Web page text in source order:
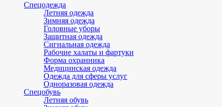
Спецодежда
Летняя одежда
Зимняя одежда
Головные уборы
Защитная одежда
Сигнальная одежда
Рабочие халаты и фартуки
Форма охранника
Медицинская одежда
Одежда для сферы услуг
Одноразовая одежда
Спецобувь
Летняя обувь